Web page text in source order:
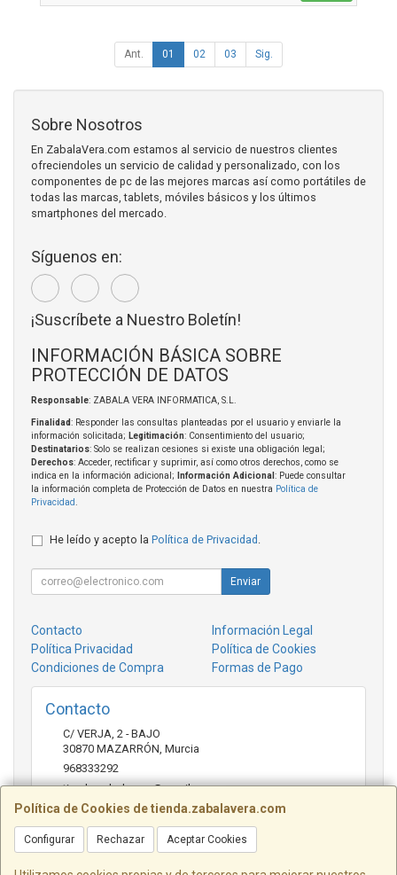
Ant. 01 02 03 Sig.
Política de Cookies de tienda.zabalavera.com
Configurar Rechazar Aceptar Cookies
Sobre Nosotros
En ZabalaVera.com estamos al servicio de nuestros clientes
ofreciendoles un servicio de calidad y personalizado, con los
componentes de pc de las mejores marcas así como portátiles de
todas las marcas, tablets, móviles básicos y los últimos
smartphones del mercado.
Síguenos en:
¡Suscríbete a Nuestro Boletín!
INFORMACIÓN BÁSICA SOBRE
PROTECCIÓN DE DATOS
Responsable: ZABALA VERA INFORMATICA, S.L.
Finalidad: Responder las consultas planteadas por el usuario y enviarle la
información solicitada; Legitimación: Consentimiento del usuario;
Destinatarios: Solo se realizan cesiones si existe una obligación legal;
Derechos: Acceder, rectificar y suprimir, así como otros derechos, como se
indica en la información adicional;
Información Adicional : Puede consultar
la información completa de Protección de Datos en nuestra Política de
Privacidad.
He leído y acepto la Política de Privacidad .
Enviar
Contacto
Información Legal
Política Privacidad
Política de Cookies
Condiciones de Compra
Formas de Pago
Contacto
C/ VERJA, 2 - BAJO
30870 MAZARRÓN, Murcia
968333292
tienda.zabalavera@gmail.com
Horario
9:30-14:00 y 17:30-20:00